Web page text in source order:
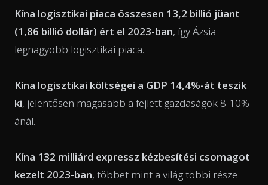
Kína logisztikai piaca összesen 13,2 billió jüant
(1,86 billió dollár) ért el 2023-ban, így Ázsia
legnagyobb logisztikai piaca.
Kína logisztikai költségei a GDP 14,4%-át teszik
ki, jelentősen magasabb a fejlett gazdaságok 8-10%-
ánál.
Kína 132 milliárd expressz kézbesítési csomagot
kezelt 2023-ban, többet mint a világ többi része